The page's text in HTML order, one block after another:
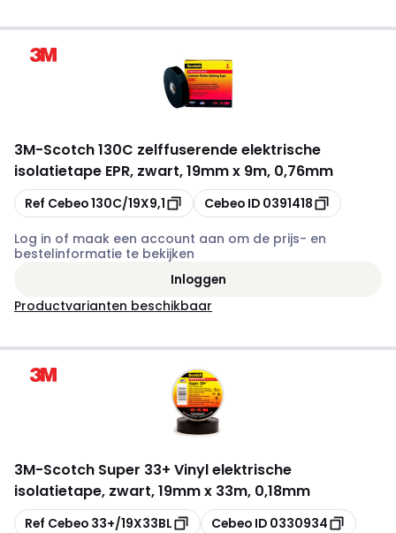
3M-Scotch 130C zelffuserende elektrische
isolatietape EPR, zwart, 19mm x 9m, 0,76mm
Kopiëren
Ref Cebeo130C/19X9,1 Kopiëren
Cebeo ID 0391418
Log in of maak een account aan om de prijs- en
bestelinformatie te bekijken
Inloggen
Productvarianten beschikbaar
3M-Scotch Super 33+ Vinyl elektrische
isolatietape, zwart, 19mm x 33m, 0,18mm
Kopiëren
Ref Cebeo 33+/19X33BL Kopiëren
Cebeo ID 0330934